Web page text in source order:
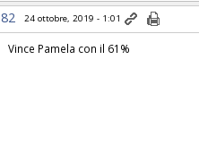
82 24 ottobre, 2019 - 1:01
Vince Pamela con il 61%